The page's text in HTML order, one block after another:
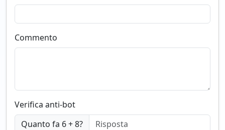
Commento
Verifica anti-bot
Quanto fa 6 + 8?